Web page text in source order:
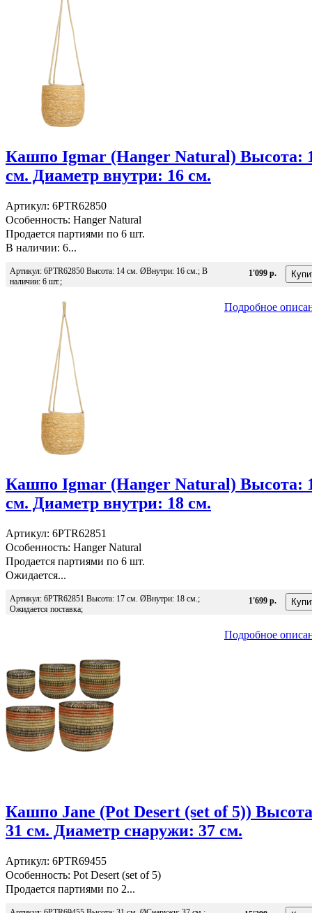
Кашпо Igmar (Hanger Natural) Высота:
см. Диаметр внутри: 16 см.
Артикул: 6PTR62850
Особенность: Hanger Natural
Продается партиями по 6 шт.
В наличии: 6...
Артикул: 6PTR62850 Высота: 14 см. ØВнутри: 16 см.; В
наличии: 6 шт.;
1'099 р.
Подробное
Кашпо Igmar (Hanger Natural) Высота:
см. Диаметр внутри: 18 см.
Артикул: 6PTR62851
Особенность: Hanger Natural
Продается партиями по 6 шт.
Ожидается...
Артикул: 6PTR62851 Высота: 17 см. ØВнутри: 18 см.;
Ожидается поставка;
1'699 р.
Подробное
Кашпо Jane (Pot Desert (set of 5))
31 см. Диаметр снаружи: 37 см.
Артикул: 6PTR69455
Особенность: Pot Desert (set of 5)
Продается партиями по 2...